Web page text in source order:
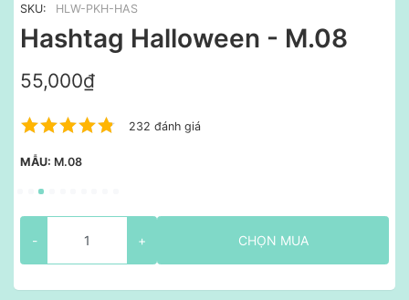
SKU: HLW-PKH-HAS
Hashtag Halloween - M.08
55,000₫
232 đánh giá
MẪU: M.08
- + CHỌN MUA